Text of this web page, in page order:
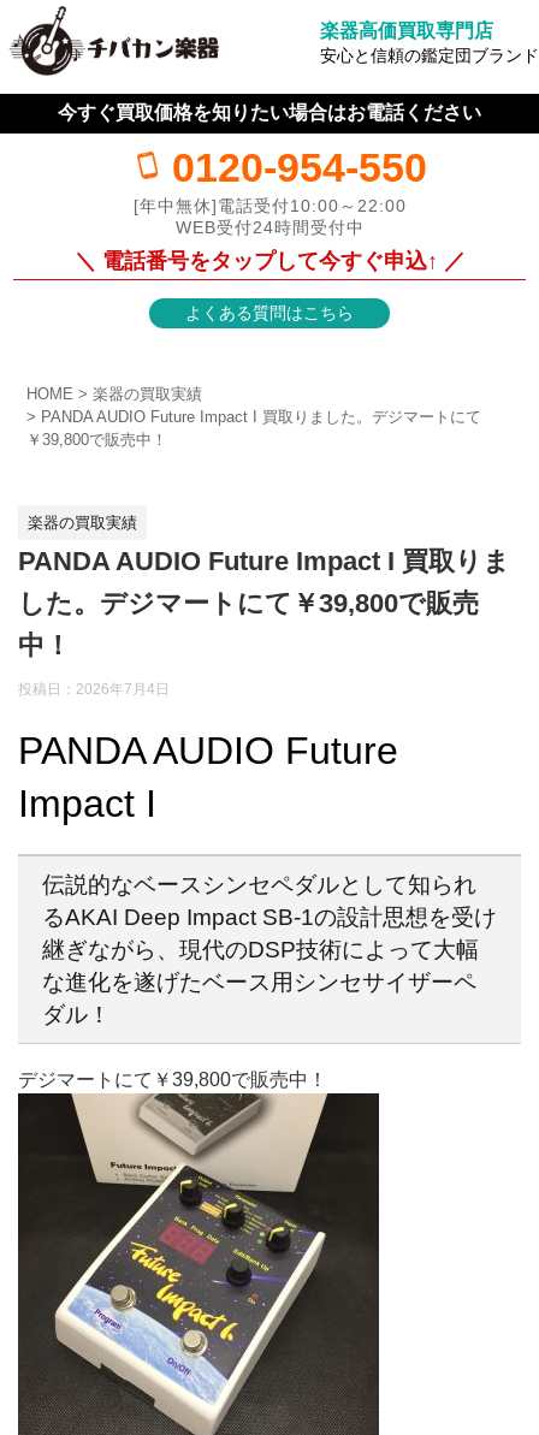
楽器高価買取専門店
安心と信頼の鑑定団ブランド
今すぐ買取価格を知りたい場合はお電話ください
0120-954-550
[年中無休]電話受付10:00～22:00
WEB受付24時間受付中
＼ 電話番号をタップして今すぐ申込↑ ／
よくある質問はこちら
HOME
楽器の買取実績
PANDA AUDIO Future Impact I 買取りました。デジマートにて
￥39,800で販売中！
楽器の買取実績
PANDA AUDIO Future Impact I 買取りま
した。デジマートにて￥39,800で販売
中！
投稿日：2026年7月4日
PANDA AUDIO Future
Impact I
伝説的なベースシンセペダルとして知られ
るAKAI Deep Impact SB-1の設計思想を受け
継ぎながら、現代のDSP技術によって大幅
な進化を遂げたベース用シンセサイザーペ
ダル！
デジマートにて￥39,800で販売中！